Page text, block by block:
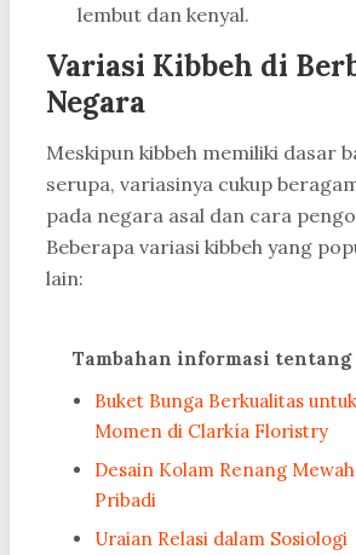
lembut dan kenyal.
Variasi Kibbeh di
Negara
Meskipun kibbeh memiliki dasar
serupa, variasinya cukup
pada negara asal dan cara
Beberapa variasi kibbeh yang
lain:
Tambahan informasi tentang
Buket Bunga Berkualitas
Momen di Clarkía Floristry
Desain Kolam Renang
Pribadi
Uraian Relasi dalam Sosiologi